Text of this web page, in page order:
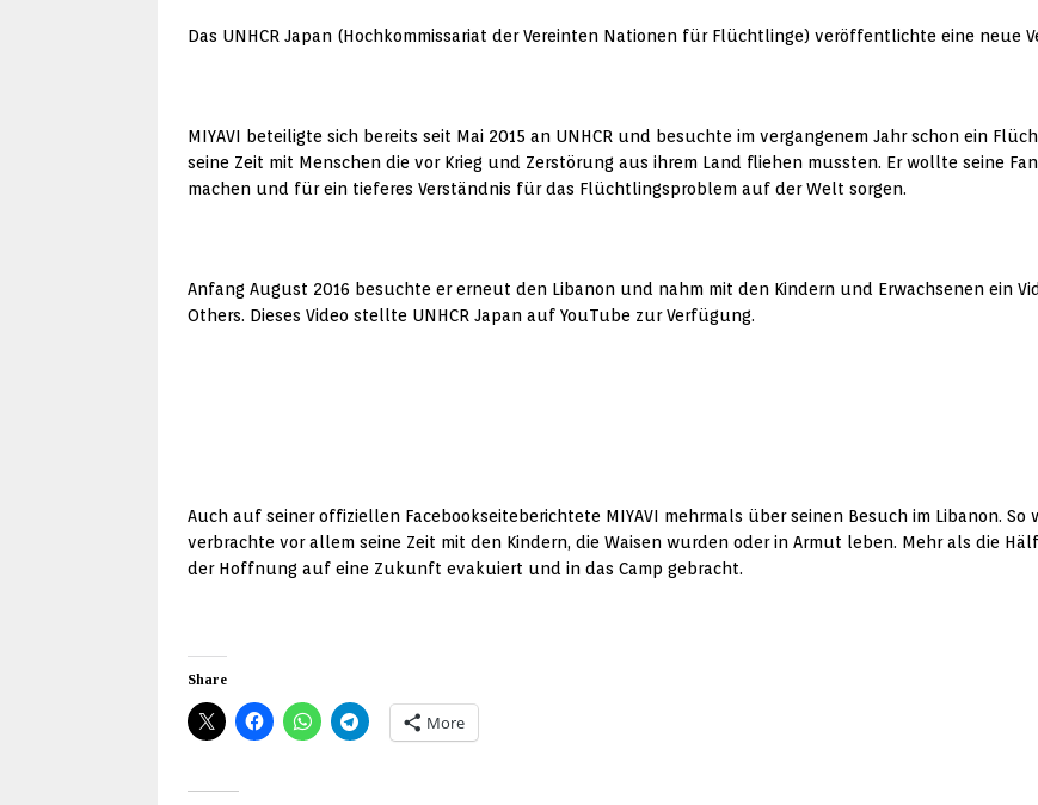
Das UNHCR Japan (Hochkommissariat der Vereinten Nationen für Flüchtlinge) veröffentlichte eine neue
MIYAVI beteiligte sich bereits seit Mai 2015 an UNHCR und besuchte im vergangenem Jahr schon ein
seine Zeit mit Menschen die vor Krieg und Zerstörung aus ihrem Land fliehen mussten. Er wollte seine
machen und für ein tieferes Verständnis für das Flüchtlingsproblem auf der Welt sorgen.
Anfang August 2016 besuchte er erneut den Libanon und nahm mit den Kindern und Erwachsenen ein
Others. Dieses Video stellte UNHCR Japan auf YouTube zur Verfügung.
Auch auf seiner offiziellen Facebookseiteberichtete MIYAVI mehrmals über seinen Besuch im Libanon. So
verbrachte vor allem seine Zeit mit den Kindern, die Waisen wurden oder in Armut leben. Mehr als die
der Hoffnung auf eine Zukunft evakuiert und in das Camp gebracht.
Share
More